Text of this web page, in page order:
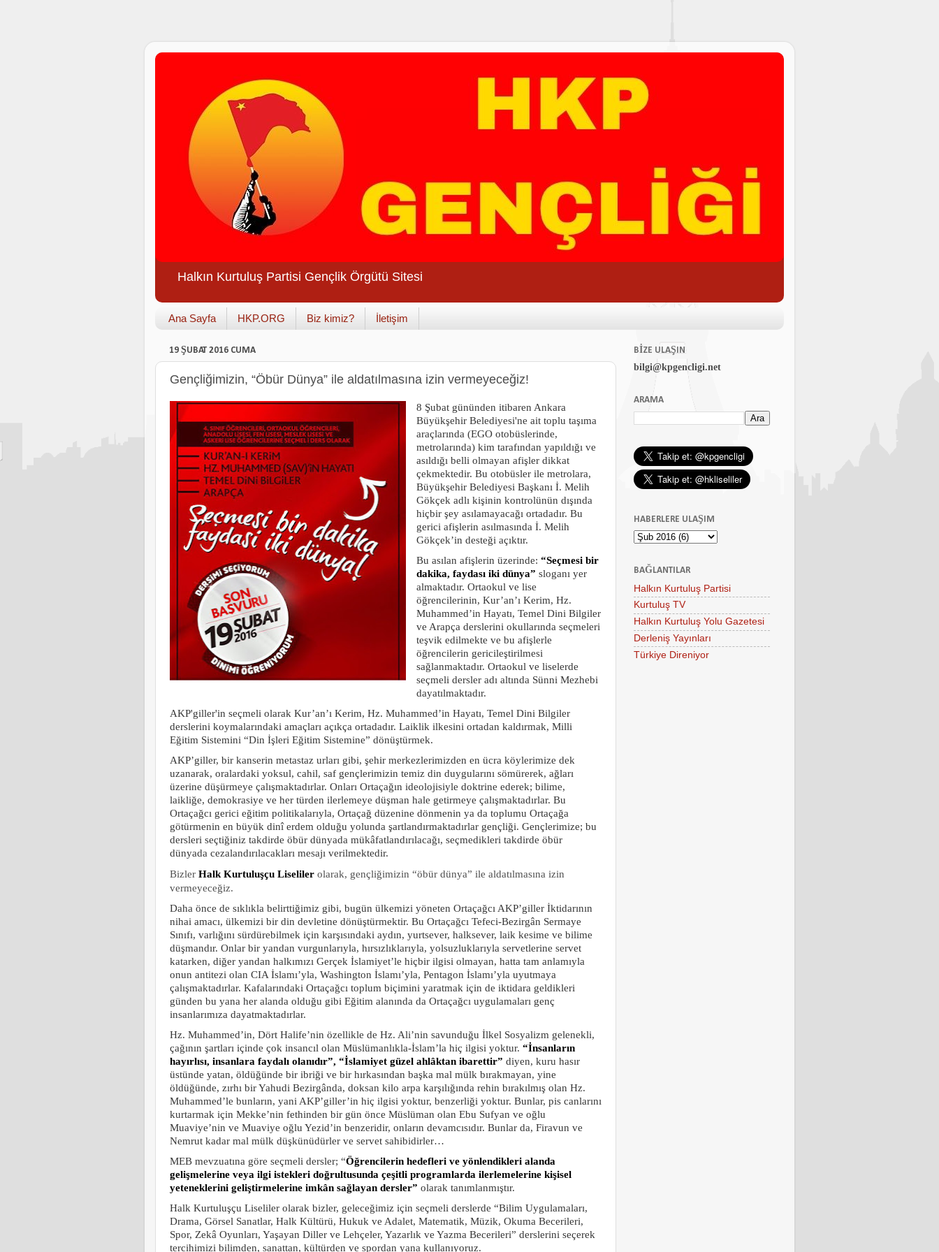
Halkın Kurtuluş Partisi Gençlik Örgütü Sitesi
Ana Sayfa HKP.ORG Biz kimiz? İletişim
19 ŞUBAT 2016 CUMA
Gençliğimizin, “Öbür Dünya” ile aldatılmasına izin vermeyeceğiz!
8 Şubat gününden itibaren Ankara
Büyükşehir Belediyesi'ne ait toplu taşıma
araçlarında (EGO otobüslerinde,
metrolarında) kim tarafından yapıldığı ve
asıldığı belli olmayan afişler dikkat
çekmektedir. Bu otobüsler ile metrolara,
Büyükşehir Belediyesi Başkanı İ. Melih
Gökçek adlı kişinin kontrolünün dışında
hiçbir şey asılamayacağı ortadadır. Bu
gerici afişlerin asılmasında İ. Melih
Gökçek’in desteği açıktır.
Bu asılan afişlerin üzerinde: “Seçmesi bir
dakika, faydası iki dünya” sloganı yer
almaktadır. Ortaokul ve lise
öğrencilerinin, Kur’an’ı Kerim, Hz.
Muhammed’in Hayatı, Temel Dini Bilgiler
ve Arapça derslerini okullarında seçmeleri
teşvik edilmekte ve bu afişlerle
öğrencilerin gericileştirilmesi
sağlanmaktadır. Ortaokul ve liselerde
seçmeli dersler adı altında Sünni Mezhebi
dayatılmaktadır.
AKP'giller'in seçmeli olarak Kur’an’ı Kerim, Hz. Muhammed’in Hayatı, Temel Dini Bilgiler
derslerini koymalarındaki amaçları açıkça ortadadır. Laiklik ilkesini ortadan kaldırmak, Milli
Eğitim Sistemini “Din İşleri Eğitim Sistemine” dönüştürmek.
AKP’giller, bir kanserin metastaz urları gibi, şehir merkezlerimizden en ücra köylerimize dek
uzanarak, oralardaki yoksul, cahil, saf gençlerimizin temiz din duygularını sömürerek, ağları
üzerine düşürmeye çalışmaktadırlar. Onları Ortaçağın ideolojisiyle doktrine ederek; bilime,
laikliğe, demokrasiye ve her türden ilerlemeye düşman hale getirmeye çalışmaktadırlar. Bu
Ortaçağcı gerici eğitim politikalarıyla, Ortaçağ düzenine dönmenin ya da toplumu Ortaçağa
götürmenin en büyük dinî erdem olduğu yolunda şartlandırmaktadırlar gençliği. Gençlerimize; bu
dersleri seçtiğiniz takdirde öbür dünyada mükâfatlandırılacağı, seçmedikleri takdirde öbür
dünyada cezalandırılacakları mesajı verilmektedir.
Bizler Halk Kurtuluşçu Liseliler olarak, gençliğimizin “öbür dünya” ile aldatılmasına izin
vermeyeceğiz.
Daha önce de sıklıkla belirttiğimiz gibi, bugün ülkemizi yöneten Ortaçağcı AKP’giller İktidarının
nihai amacı, ülkemizi bir din devletine dönüştürmektir. Bu Ortaçağcı Tefeci-Bezirgân Sermaye
Sınıfı, varlığını sürdürebilmek için karşısındaki aydın, yurtsever, halksever, laik kesime ve bilime
düşmandır. Onlar bir yandan vurgunlarıyla, hırsızlıklarıyla, yolsuzluklarıyla servetlerine servet
katarken, diğer yandan halkımızı Gerçek İslamiyet’le hiçbir ilgisi olmayan, hatta tam anlamıyla
onun antitezi olan CIA İslamı’yla, Washington İslamı’yla, Pentagon İslamı’yla uyutmaya
çalışmaktadırlar. Kafalarındaki Ortaçağcı toplum biçimini yaratmak için de iktidara geldikleri
günden bu yana her alanda olduğu gibi Eğitim alanında da Ortaçağcı uygulamaları genç
insanlarımıza dayatmaktadırlar.
Hz. Muhammed’in, Dört Halife’nin özellikle de Hz. Ali’nin savunduğu İlkel Sosyalizm gelenekli,
çağının şartları içinde çok insancıl olan Müslümanlıkla-İslam’la hiç ilgisi yoktur. “İnsanların
hayırlısı, insanlara faydalı olanıdır”, “İslamiyet güzel ahlâktan ibarettir” diyen, kuru hasır
üstünde yatan, öldüğünde bir ibriği ve bir hırkasından başka mal mülk bırakmayan, yine
öldüğünde, zırhı bir Yahudi Bezirgânda, doksan kilo arpa karşılığında rehin bırakılmış olan Hz.
Muhammed’le bunların, yani AKP’giller’in hiç ilgisi yoktur, benzerliği yoktur. Bunlar, pis canlarını
kurtarmak için Mekke’nin fethinden bir gün önce Müslüman olan Ebu Sufyan ve oğlu
Muaviye’nin ve Muaviye oğlu Yezid’in benzeridir, onların devamcısıdır. Bunlar da, Firavun ve
Nemrut kadar mal mülk düşkünüdürler ve servet sahibidirler…
MEB mevzuatına göre seçmeli dersler; “Öğrencilerin hedefleri ve yönlendikleri alanda
gelişmelerine veya ilgi istekleri doğrultusunda çeşitli programlarda ilerlemelerine kişisel
yeteneklerini geliştirmelerine imkân sağlayan dersler” olarak tanımlanmıştır.
Halk Kurtuluşçu Liseliler olarak bizler, geleceğimiz için seçmeli derslerde “Bilim Uygulamaları,
Drama, Görsel Sanatlar, Halk Kültürü, Hukuk ve Adalet, Matematik, Müzik, Okuma Becerileri,
Spor, Zekâ Oyunları, Yaşayan Diller ve Lehçeler, Yazarlık ve Yazma Becerileri” derslerini seçerek
tercihimizi bilimden, sanattan, kültürden ve spordan yana kullanıyoruz.
BIZE ULAŞIN
bilgi@kpgencligi.net
ARAMA
HABERLERE ULAŞIM
BAĞLANTILAR
Halkın Kurtuluş Partisi
Kurtuluş TV
Halkın Kurtuluş Yolu Gazetesi
Derleniş Yayınları
Türkiye Direniyor